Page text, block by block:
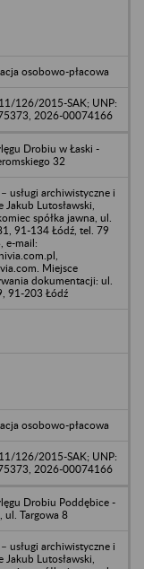
osobowo-płacowa
126/2015-SAK; UNP:
2026-00074166
Drobiu w Łaski -
32
usługi archiwistyczne i
Jakub Lutosławski,
spółka jawna, ul.
91-134 Łódź, tel. 79
e-mail:
Miejsce
dokumentacji: ul.
91-203 Łódź
osobowo-płacowa
126/2015-SAK; UNP:
2026-00074166
Drobiu Poddębice -
ul. Targowa 8
usługi archiwistyczne i
Jakub Lutosławski,